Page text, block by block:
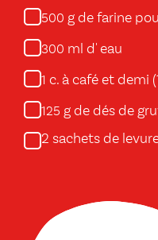
500 g de farine
300 ml d' eau
1 c. à café et demi
125 g de dés de
2 sachets de